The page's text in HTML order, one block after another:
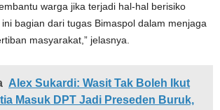
warga jika terjadi hal-hal berisiko
bagian dari tugas Bimaspol dalam menjaga
masyarakat,” jelasnya.
Alex Sukardi: Wasit Tak Boleh Ikut
Masuk DPT Jadi Preseden Buruk,